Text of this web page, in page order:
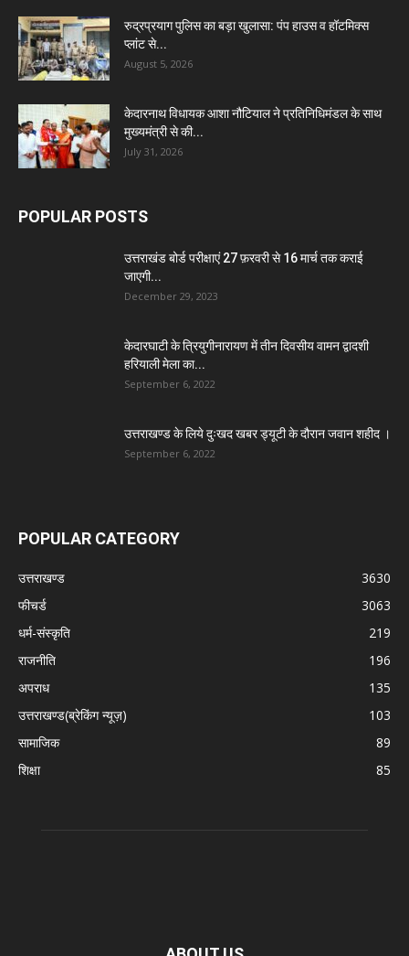
रुद्रप्रयाग पुलिस का बड़ा खुलासा: पंप हाउस व हॉटमिक्स
प्लांट से...
August 5, 2026
केदारनाथ विधायक आशा नौटियाल ने प्रतिनिधिमंडल के साथ
मुख्यमंत्री से की...
July 31, 2026
POPULAR POSTS
उत्तराखंड बोर्ड परीक्षाएं 27 फ़रवरी से 16 मार्च तक कराई
जाएगी...
December 29, 2023
केदारघाटी के त्रियुगीनारायण में तीन दिवसीय वामन द्वादशी
हरियाली मेला का...
September 6, 2022
उत्तराखण्ड के लिये दुःखद खबर ड्यूटी के दौरान जवान शहीद ।
September 6, 2022
POPULAR CATEGORY
उत्तराखण्ड
3630
फीचर्ड
3063
धर्म-संस्कृति
219
राजनीति
196
अपराध
135
उत्तराखण्ड(ब्रेकिंग न्यूज़)
103
सामाजिक
89
शिक्षा
85